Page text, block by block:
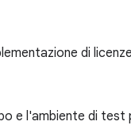
di
e l'ambiente di test